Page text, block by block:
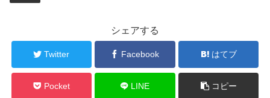
シェアする
Twitter Facebook はてブ
Pocket LINE コピー